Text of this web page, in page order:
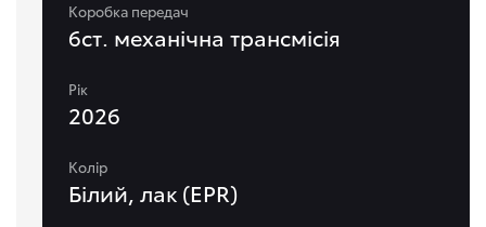
Коробка передач
6ст. механічна трансмісія
Рік
2026
Колір
Білий, лак (EPR)